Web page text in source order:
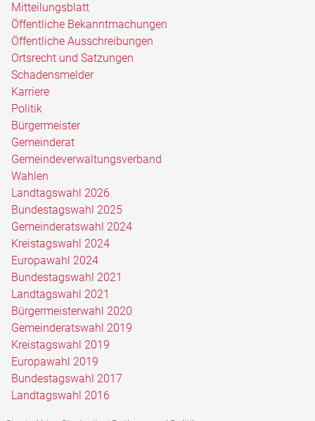
Mitteilungsblatt
Öffentliche Bekanntmachungen
Öffentliche Ausschreibungen
Ortsrecht und Satzungen
Schadensmelder
Karriere
Politik
Bürgermeister
Gemeinderat
Gemeindeverwaltungsverband
Wahlen
Landtagswahl 2026
Bundestagswahl 2025
Gemeinderatswahl 2024
Kreistagswahl 2024
Europawahl 2024
Bundestagswahl 2021
Landtagswahl 2021
Bürgermeisterwahl 2020
Gemeinderatswahl 2019
Kreistagswahl 2019
Europawahl 2019
Bundestagswahl 2017
Landtagswahl 2016